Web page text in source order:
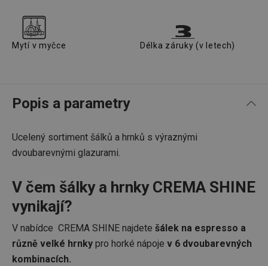
Mytí v myčce Délka záruky (v letech)
Popis a parametry
Ucelený sortiment šálků a hrnků s výraznými
dvoubarevnými glazurami.
V čem šálky a hrnky CREMA SHINE
vynikají?
V nabídce CREMA SHINE najdete šálek na espresso a
různě velké hrnky pro horké nápoje v 6 dvoubarevných
kombinacích.